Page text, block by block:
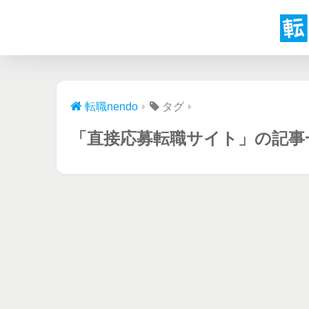
転職nendo タグ
「直接応募転職サイト」の記